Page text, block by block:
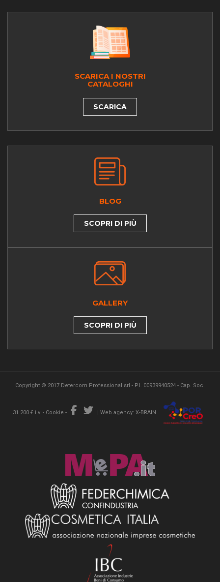
SCARICA I NOSTRI
CATALOGHI
SCARICA
BLOG
SCOPRI DI PIÙ
GALLERY
SCOPRI DI PIÙ
Copyright © 2017 Detercom Professional srl - P.I. 00939940524 - Cap. Soc.
31.200 € i.v. - Cookie - | Web agency: X-BRAIN